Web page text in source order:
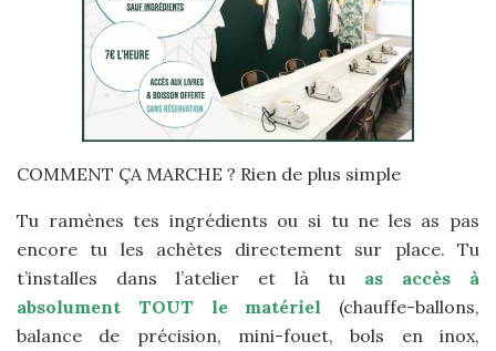
COMMENT ÇA MARCHE ? Rien de plus simple
Tu ramènes tes ingrédients ou si tu ne les as pas
encore tu les achètes directement sur place. Tu
t’installes dans l’atelier et là tu as accès à
absolument TOUT le matériel (chauffe-ballons,
balance de précision, mini-fouet, bols en inox,